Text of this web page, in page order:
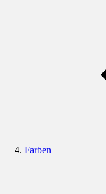
Farben